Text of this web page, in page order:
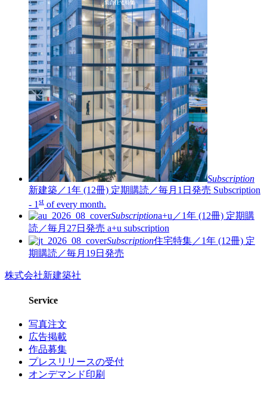
Subscription
新建築／1年 (12冊) 定期購読／毎月1日発売 Subscription
- 1st of every month.
Subscriptiona+u／1年 (12冊) 定期購
読／毎月27日発売 a+u subscription
Subscription住宅特集／1年 (12冊) 定
期購読／毎月19日発売
株式会社新建築社
Service
写真注文
広告掲載
作品募集
プレスリリースの受付
オンデマンド印刷